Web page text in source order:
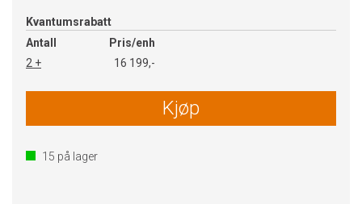
Kvantumsrabatt
Antall
Pris/enh
2 +
16 199,-
Kjøp
15 på lager